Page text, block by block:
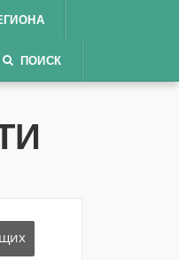
ПОИСК